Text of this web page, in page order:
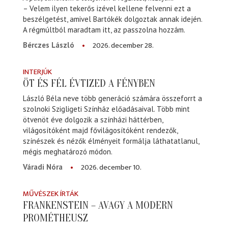
– Velem ilyen tekerős izével kellene felvenni ezt a
beszélgetést, amivel Bartókék dolgoztak annak idején.
A régmúltból maradtam itt, az passzolna hozzám.
Bérczes László
2026. december 28.
INTERJÚK
ÖT ÉS FÉL ÉVTIZED A FÉNYBEN
László Béla neve több generáció számára összeforrt a
szolnoki Szigligeti Színház előadásaival. Több mint
ötvenöt éve dolgozik a színházi háttérben,
világosítóként majd fővilágosítóként rendezők,
színészek és nézők élményeit formálja láthatatlanul,
mégis meghatározó módon.
Váradi Nóra
2026. december 10.
MŰVÉSZEK ÍRTÁK
FRANKENSTEIN – AVAGY A MODERN
PROMÉTHEUSZ